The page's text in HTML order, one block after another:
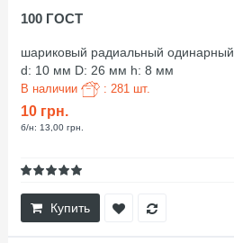
100 ГОСТ
шариковый радиальный одинарный
d: 10 мм D: 26 мм h: 8 мм
В наличии : 281 шт.
10 грн.
б/н: 13,00 грн.
Купить